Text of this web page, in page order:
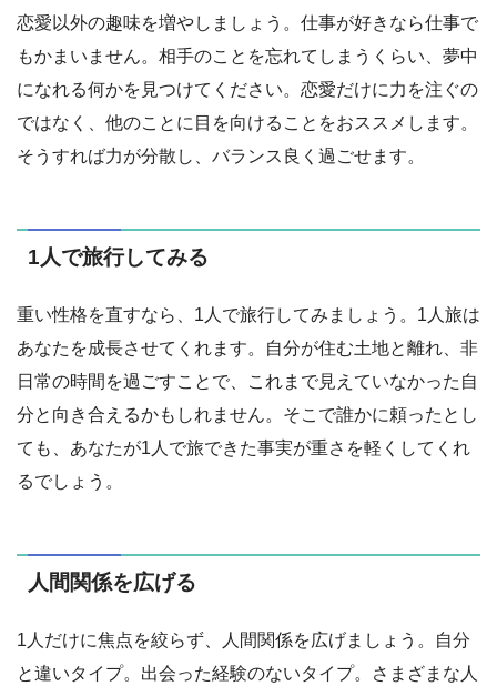
恋愛以外の趣味を増やしましょう。仕事が好きなら仕事で
もかまいません。相手のことを忘れてしまうくらい、夢中
になれる何かを見つけてください。恋愛だけに力を注ぐの
ではなく、他のことに目を向けることをおススメします。
そうすれば力が分散し、バランス良く過ごせます。
1人で旅行してみる
重い性格を直すなら、1人で旅行してみましょう。1人旅は
あなたを成長させてくれます。自分が住む土地と離れ、非
日常の時間を過ごすことで、これまで見えていなかった自
分と向き合えるかもしれません。そこで誰かに頼ったとし
ても、あなたが1人で旅できた事実が重さを軽くしてくれ
るでしょう。
人間関係を広げる
1人だけに焦点を絞らず、人間関係を広げましょう。自分
と違いタイプ。出会った経験のないタイプ。さまざまな人